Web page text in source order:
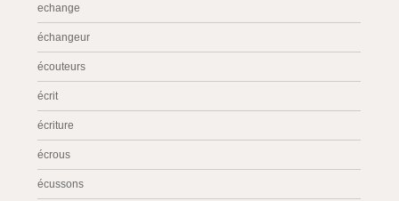
echange
échangeur
écouteurs
écrit
écriture
écrous
écussons